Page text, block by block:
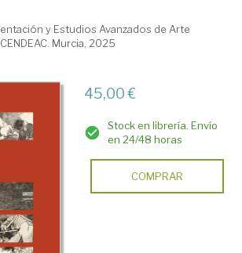
y Estudios Avanzados de Arte
Murcia, 2025
45,00 €
Stock en librería. Envío
en 24/48 horas
COMPRAR